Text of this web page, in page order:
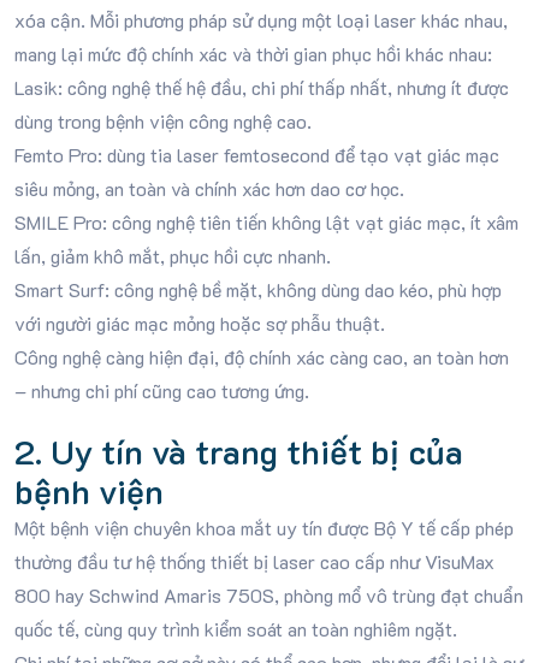
xóa cận. Mỗi phương pháp sử dụng một loại laser khác nhau,
mang lại mức độ chính xác và thời gian phục hồi khác nhau:
Lasik: công nghệ thế hệ đầu, chi phí thấp nhất, nhưng ít được
dùng trong bệnh viện công nghệ cao.
Femto Pro: dùng tia laser femtosecond để tạo vạt giác mạc
siêu mỏng, an toàn và chính xác hơn dao cơ học.
SMILE Pro: công nghệ tiên tiến không lật vạt giác mạc, ít xâm
lấn, giảm khô mắt, phục hồi cực nhanh.
Smart Surf: công nghệ bề mặt, không dùng dao kéo, phù hợp
với người giác mạc mỏng hoặc sợ phẫu thuật.
Công nghệ càng hiện đại, độ chính xác càng cao, an toàn hơn
– nhưng chi phí cũng cao tương ứng.
2. Uy tín và trang thiết bị của
bệnh viện
Một bệnh viện chuyên khoa mắt uy tín được Bộ Y tế cấp phép
thường đầu tư hệ thống thiết bị laser cao cấp như VisuMax
800 hay Schwind Amaris 750S, phòng mổ vô trùng đạt chuẩn
quốc tế, cùng quy trình kiểm soát an toàn nghiêm ngặt.